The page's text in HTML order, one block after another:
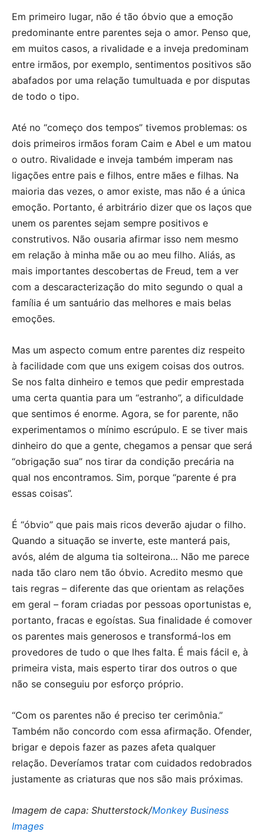
Em primeiro lugar, não é tão óbvio que a emoção
predominante entre parentes seja o amor. Penso que,
em muitos casos, a rivalidade e a inveja predominam
entre irmãos, por exemplo, sentimentos positivos são
abafados por uma relação tumultuada e por disputas
de todo o tipo.
Até no “começo dos tempos” tivemos problemas: os
dois primeiros irmãos foram Caim e Abel e um matou
o outro. Rivalidade e inveja também imperam nas
ligações entre pais e filhos, entre mães e filhas. Na
maioria das vezes, o amor existe, mas não é a única
emoção. Portanto, é arbitrário dizer que os laços que
unem os parentes sejam sempre positivos e
construtivos. Não ousaria afirmar isso nem mesmo
em relação à minha mãe ou ao meu filho. Aliás, as
mais importantes descobertas de Freud, tem a ver
com a descaracterização do mito segundo o qual a
família é um santuário das melhores e mais belas
emoções.
Mas um aspecto comum entre parentes diz respeito
à facilidade com que uns exigem coisas dos outros.
Se nos falta dinheiro e temos que pedir emprestada
uma certa quantia para um “estranho”, a dificuldade
que sentimos é enorme. Agora, se for parente, não
experimentamos o mínimo escrúpulo. E se tiver mais
dinheiro do que a gente, chegamos a pensar que será
“obrigação sua” nos tirar da condição precária na
qual nos encontramos. Sim, porque “parente é pra
essas coisas”.
É “óbvio” que pais mais ricos deverão ajudar o filho.
Quando a situação se inverte, este manterá pais,
avós, além de alguma tia solteirona… Não me parece
nada tão claro nem tão óbvio. Acredito mesmo que
tais regras – diferente das que orientam as relações
em geral – foram criadas por pessoas oportunistas e,
portanto, fracas e egoístas. Sua finalidade é comover
os parentes mais generosos e transformá-los em
provedores de tudo o que lhes falta. É mais fácil e, à
primeira vista, mais esperto tirar dos outros o que
não se conseguiu por esforço próprio.
“Com os parentes não é preciso ter cerimônia.”
Também não concordo com essa afirmação. Ofender,
brigar e depois fazer as pazes afeta qualquer
relação. Deveríamos tratar com cuidados redobrados
justamente as criaturas que nos são mais próximas.
Imagem de capa: Shutterstock/Monkey Business
Images